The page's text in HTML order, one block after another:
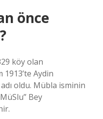
önce
köy olan
1913’te Aydin
oldu. Mübla isminin
Bey